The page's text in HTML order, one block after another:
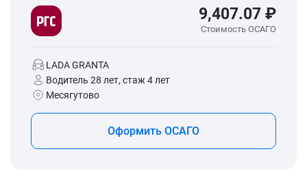
9,407.07 ₽
Стоимость ОСАГО
LADA GRANTA
Водитель 28 лет, стаж 4 лет
Месягутово
Оформить ОСАГО